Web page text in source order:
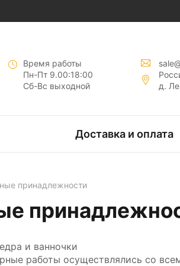
Время работы
Пн-Пт 9.00:18:00
Сб-Вс выходной
д.
Доставка и оплата
принадлежности
и ванночки
работы осуществлялись со